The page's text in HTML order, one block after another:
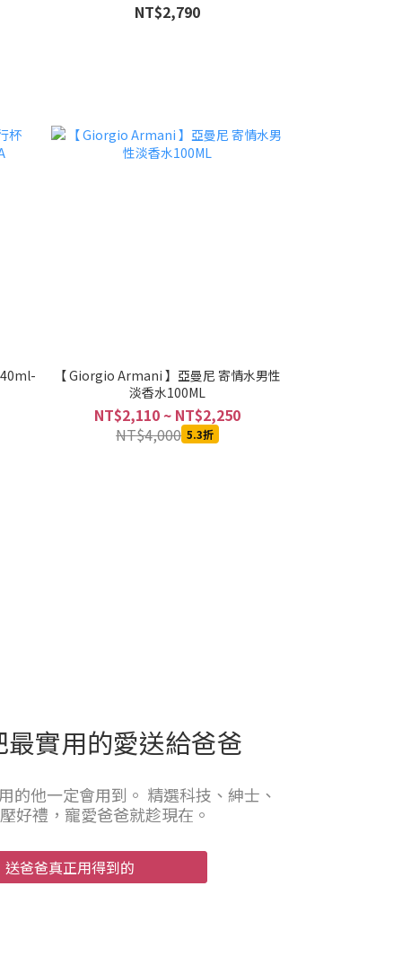
NT$2,790
【 Giorgio Armani 】亞曼尼 寄情水男性
淡香水100ML
NT$2,110 ~ NT$2,250
NT$4,000 5.3折
實用的愛送給爸爸
的他一定會用到。 精選科技、紳士、
好禮，寵愛爸爸就趁現在。
送爸爸真正用得到的